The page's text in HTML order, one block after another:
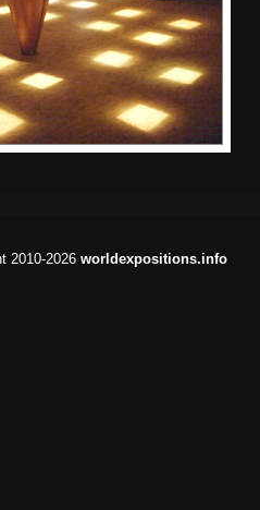
2010-2026 worldexpositions.info